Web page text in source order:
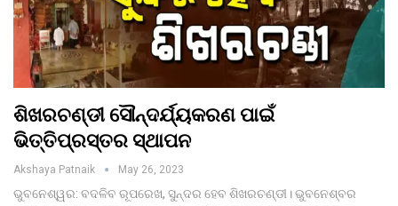
ଶିଖରଚଣ୍ଡୀ ସୌନ୍ଦର୍ଯ୍ୟକରଣ ପାଇଁ
ଭିତ୍ତିପ୍ରସ୍ତର ସ୍ଥାପନ
Akshaya Patnaik May 26, 2023
ଭୁବନେଶ୍ୱର: ବଦଳିବ ରୂପରେଖ, ସୁନ୍ଦର ହେବ ଶିଖରଚଣ୍ଡୀ। ଭୁବନେଶ୍ବର